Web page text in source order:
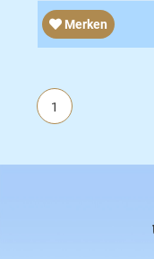
Merken
1